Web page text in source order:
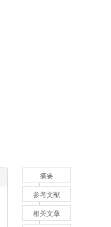
摘要
参考文献
相关文章